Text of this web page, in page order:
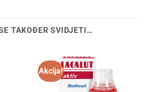
TAKOĐER SVIDJETI…
Akcija!